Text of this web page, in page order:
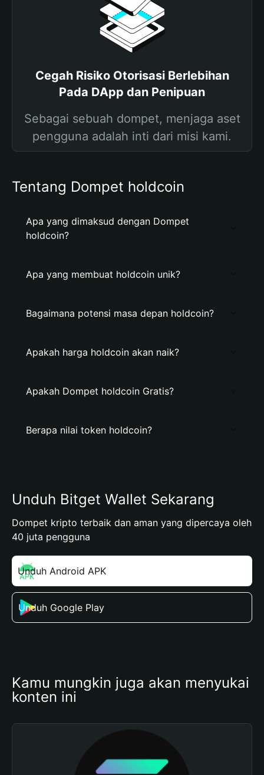
Cegah Risiko Otorisasi Berlebihan
Pada DApp dan Penipuan
Sebagai sebuah dompet, menjaga aset
pengguna adalah inti dari misi kami.
Tentang Dompet holdcoin
Apa yang dimaksud dengan Dompet
holdcoin?
Apa yang membuat holdcoin unik?
Bagaimana potensi masa depan holdcoin?
Apakah harga holdcoin akan naik?
Apakah Dompet holdcoin Gratis?
Berapa nilai token holdcoin?
Unduh Bitget Wallet Sekarang
Dompet kripto terbaik dan aman yang dipercaya oleh
40 juta pengguna
Unduh Android APK
Unduh Google Play
Kamu mungkin juga akan menyukai
konten ini